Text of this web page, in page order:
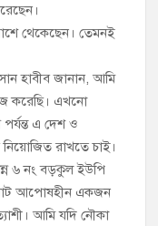
থেকেছেন। তেমনই
হাবীব জানান, আমি
করেছি। এখনো
এ দেশ ও
রাখতে চাই।
৬ নং বড়কুল ইউপি
আপোষহীন একজন
আমি যদি নৌকা